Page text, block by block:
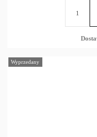
Wyprzedany